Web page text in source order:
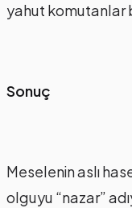
yahut komutanlar
Sonuç
Meselenin aslı
olguyu “nazar”